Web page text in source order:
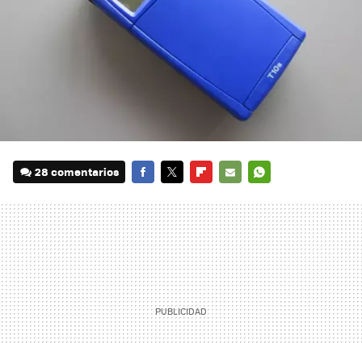
28 comentarios
MAIL